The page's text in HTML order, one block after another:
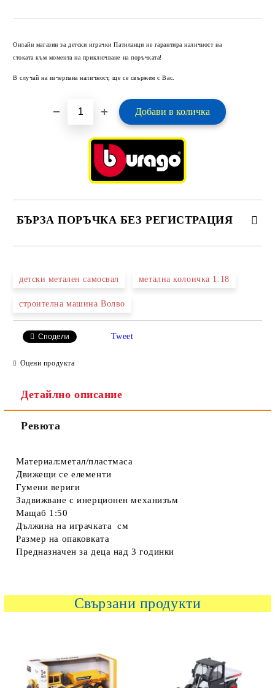
Онлайн магазин за детски играчки Патиланци не гарантира наличност на
стоката към момента на приключване на поръчката!
В случай на изчерпана наличност, ще се свържем с Вас.
БЪРЗА ПОРЪЧКА БЕЗ РЕГИСТРАЦИЯ
Ние ще се свържем с вас в рамките на работния ден.
детски метален самосвал метална колоичка 1:18
строителна машина Волво
Сподели Tweet
Оцени продукта
Детайлно описание
Ревюта
Материал:метал/пластмаса
Движещи се елементи
Гумени вериги
Задвижване с инерционен механизъм
Мащаб 1:50
Дължина на играчката см
Размер на опаковката
Предназначен за деца над 3 годинки
Свързани продукти